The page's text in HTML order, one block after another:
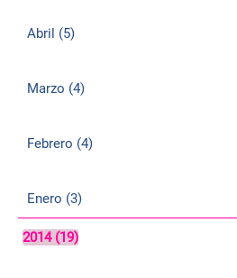
Abril (5)
Marzo (4)
Febrero (4)
Enero (3)
2014 (19)